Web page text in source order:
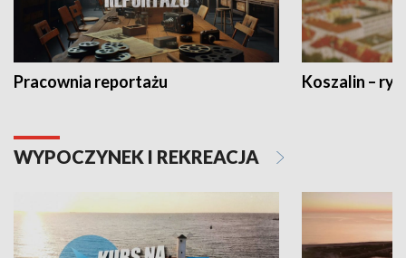
Pracownia reportażu Koszalin –
WYPOCZYNEK I REKREACJA